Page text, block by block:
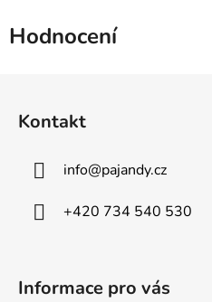
Hodnocení
Kontakt
info@pajandy.cz
+420 734 540 530
Informace pro vás